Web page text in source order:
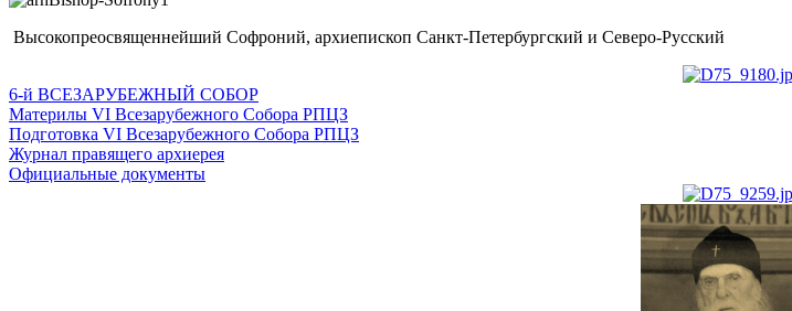
Высокопреосвященнейший Софроний, архиепископ Санкт-Петербургский и Северо-Русский
6-й ВСЕЗАРУБЕЖНЫЙ СОБОР
Материлы VI Всезарубежного Собора РПЦЗ
Подготовка VI Всезарубежного Собора РПЦЗ
Журнал правящего архиерея
Официальные документы